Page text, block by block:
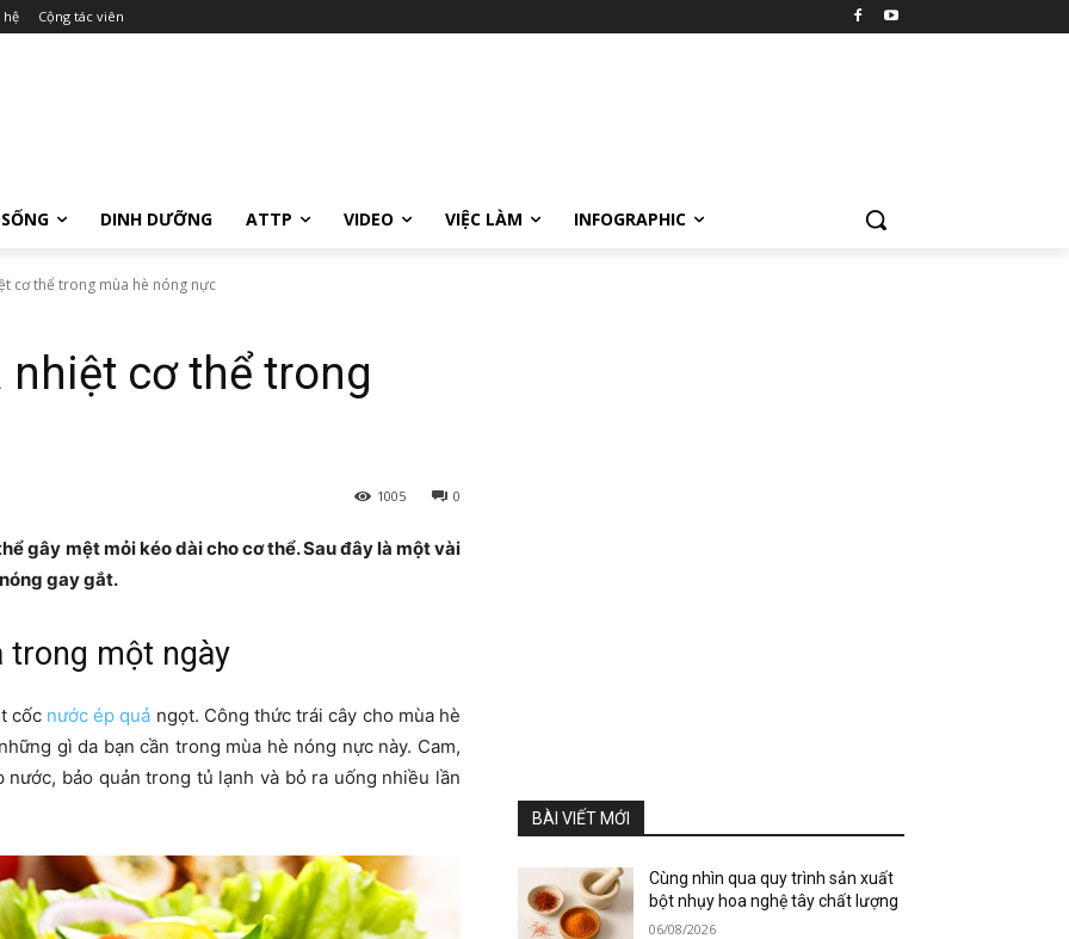
hệ Cộng tác viên
DINH DƯỠNG ATTP VIDEO VIỆC LÀM INFOGRAPHIC
cơ thể trong mùa hè nóng nực
cơ thể trong
0
1005
gây mệt mỏi kéo dài cho cơ thể. Sau đây là một vài
gay gắt.
trong một ngày
cốc nước ép quả ngọt. Công thức trái cây cho mùa hè
gì da bạn cần trong mùa hè nóng nực này. Cam,
bảo quản trong tủ lạnh và bỏ ra uống nhiều lần
BÀI VIẾT MỚI
Cùng nhìn qua quy trình sản xuất
bột nhụy hoa nghệ tây chất lượng
06/08/2026